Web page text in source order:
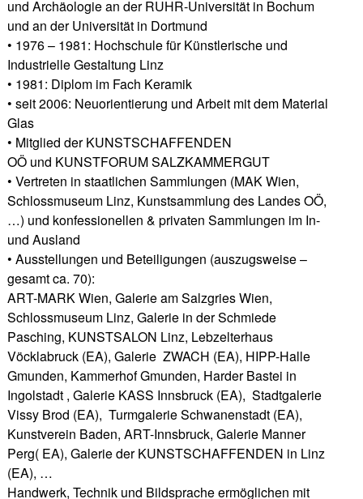
und Archäologie an der RUHR-Universität in Bochum
und an der Universität in Dortmund
• 1976 – 1981: Hochschule für Künstlerische und
Industrielle Gestaltung Linz
• 1981: Diplom im Fach Keramik
• seit 2006: Neuorientierung und Arbeit mit dem Material
Glas
• Mitglied der KUNSTSCHAFFENDEN
OÖ und KUNSTFORUM SALZKAMMERGUT
• Vertreten in staatlichen Sammlungen (MAK Wien,
Schlossmuseum Linz, Kunstsammlung des Landes OÖ,
…) und konfessionellen & privaten Sammlungen im In-
und Ausland
• Ausstellungen und Beteiligungen (auszugsweise –
gesamt ca. 70):
ART-MARK Wien, Galerie am Salzgries Wien,
Schlossmuseum Linz, Galerie in der Schmiede
Pasching, KUNSTSALON Linz, Lebzelterhaus
Vöcklabruck (EA), Galerie ZWACH (EA), HIPP-Halle
Gmunden, Kammerhof Gmunden, Harder Bastei in
Ingolstadt , Galerie KASS Innsbruck (EA), Stadtgalerie
Vissy Brod (EA), Turmgalerie Schwanenstadt (EA),
Kunstverein Baden, ART-Innsbruck, Galerie Manner
Perg( EA), Galerie der KUNSTSCHAFFENDEN in Linz
(EA), …
Handwerk, Technik und Bildsprache ermöglichen mit